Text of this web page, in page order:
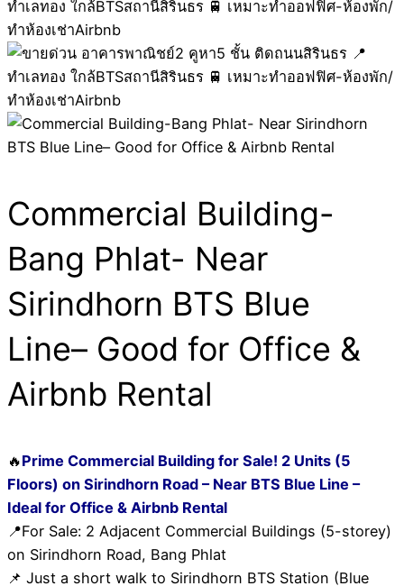
Commercial Building-
Bang Phlat- Near
Sirindhorn BTS Blue
Line– Good for Office &
Airbnb Rental
🔥Prime Commercial Building for Sale! 2 Units (5
Floors) on Sirindhorn Road – Near BTS Blue Line –
Ideal for Office & Airbnb Rental
📍For Sale: 2 Adjacent Commercial Buildings (5-storey)
on Sirindhorn Road, Bang Phlat
📌 Just a short walk to Sirindhorn BTS Station (Blue